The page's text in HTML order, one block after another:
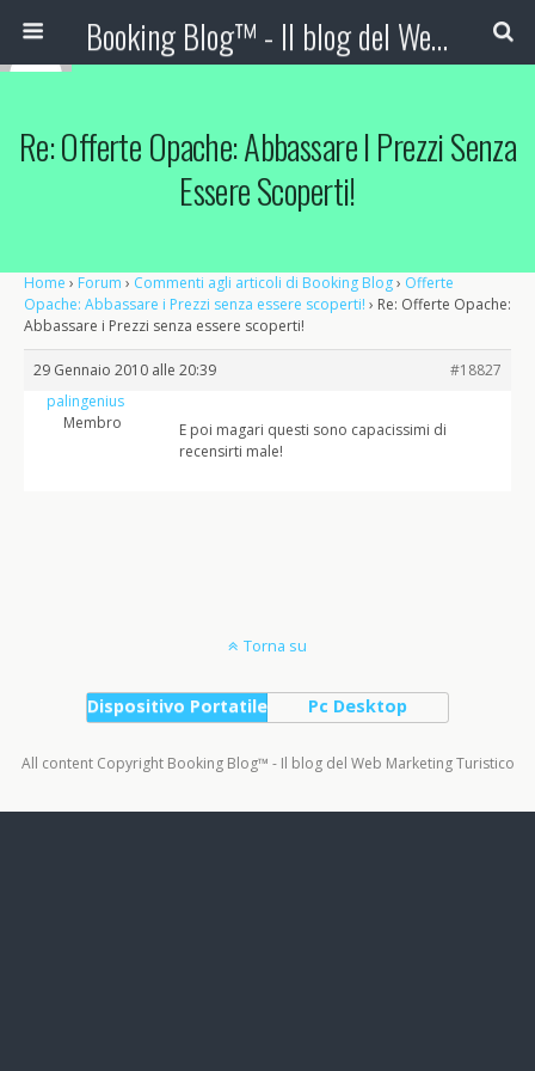
Booking Blog™ - Il blog del Web Marketing Turistico
Re: Offerte Opache: Abbassare I Prezzi Senza
Essere Scoperti!
Home › Forum › Commenti agli articoli di Booking Blog› Offerte
Opache: Abbassare i Prezzi senza essere scoperti! › Re: Offerte Opache:
Abbassare i Prezzi senza essere scoperti!
29 Gennaio 2010 alle 20:39
#18827
palingenius
Membro
E poi magari questi sono capacissimi di
recensirti male!
Torna su
Dispositivo Portatile Pc Desktop
All content Copyright Booking Blog™ - Il blog del Web Marketing Turistico